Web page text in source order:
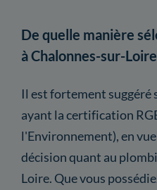
De quelle manière
à Chalonnes-sur-
Il est fortement suggéré
ayant la certification
l'Environnement), en
décision quant au
Loire. Que vous